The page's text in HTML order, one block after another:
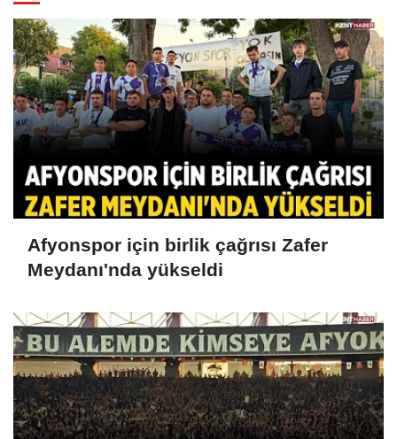
Afyonspor için birlik çağrısı Zafer
Meydanı'nda yükseldi